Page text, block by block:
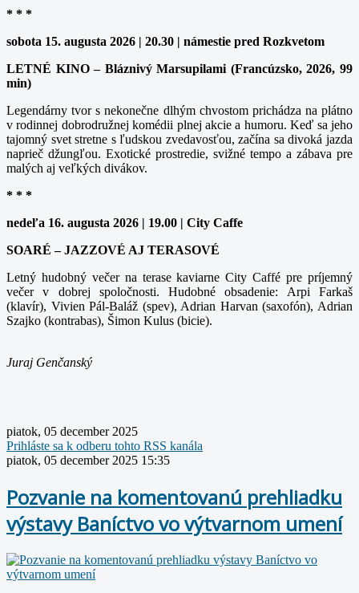
* * *
sobota 15. augusta 2026 | 20.30 | námestie pred Rozkvetom
LETNÉ KINO – Bláznivý Marsupilami (Francúzsko, 2026, 99
min)
Legendárny tvor s nekonečne dlhým chvostom prichádza na plátno
v rodinnej dobrodružnej komédii plnej akcie a humoru. Keď sa jeho
tajomný svet stretne s ľudskou zvedavosťou, začína sa divoká jazda
naprieč džungľou. Exotické prostredie, svižné tempo a zábava pre
malých aj veľkých divákov.
* * *
nedeľa 16. augusta 2026 | 19.00 | City Caffe
SOARÉ – JAZZOVÉ AJ TERASOVÉ
Letný hudobný večer na terase kaviarne City Caffé pre príjemný
večer v dobrej spoločnosti. Hudobné obsadenie: Arpi Farkaš
(klavír), Vivien Pál-Baláž (spev), Adrian Harvan (saxofón), Adrian
Szajko (kontrabas), Šimon Kulus (bicie).
Juraj Genčanský
piatok, 05 december 2025
Prihláste sa k odberu tohto RSS kanála
piatok, 05 december 2025 15:35
Pozvanie na komentovanú prehliadku
výstavy Baníctvo vo výtvarnom umení